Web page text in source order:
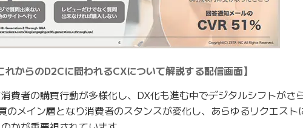
れからのD2Cに問われるCXについて解説する配信画面】
費者の購買行動が多様化し、DX化も進む中でデジタルシフトがさ
のメイン層となり消費者のスタンスが変化し、あらゆるリクエスト